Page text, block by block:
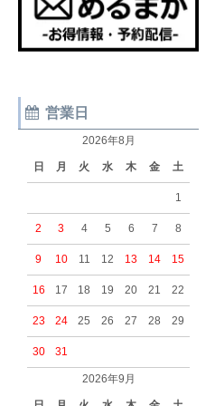
営業日
2026年8月
日 月 火 水 木 金 土
1
2 3 4 5 6 7 8
9 10 11 12 13 14 15
16 17 18 19 20 21 22
23 24 25 26 27 28 29
30 31
2026年9月